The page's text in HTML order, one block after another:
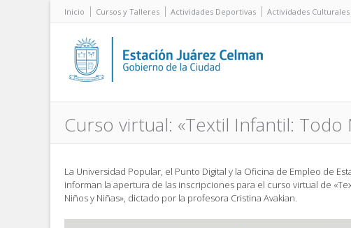
Inicio Cursos y Talleres Actividades Deportivas Actividades Culturales
Curso virtual: «Textil Infantil: Todo
La Universidad Popular, el Punto Digital y la Oficina de Empleo de
informan la apertura de las inscripciones para el curso virtual de
Niños y Niñas», dictado por la profesora Cristina Avakian.